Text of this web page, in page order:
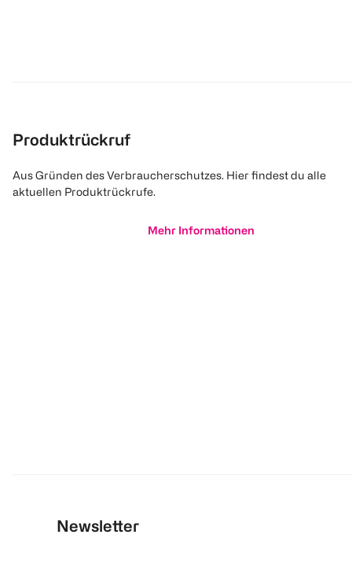
Produktrückruf
Aus Gründen des Verbraucherschutzes. Hier findest du alle
aktuellen Produktrückrufe.
Mehr Informationen
Newsletter